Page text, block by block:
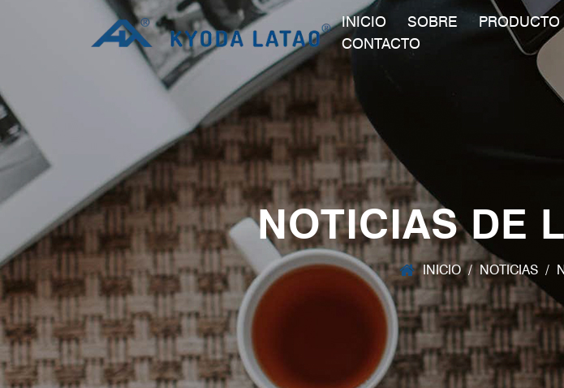
INICIO SOBRE PRODUCTO
CONTACTO
NOTICIAS DE
INICIO / NOTICIAS /